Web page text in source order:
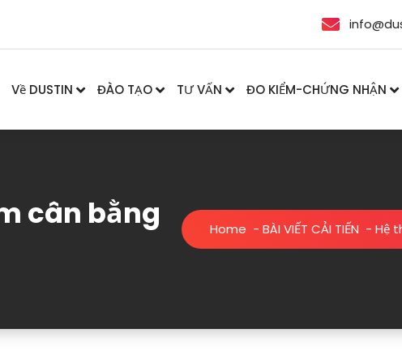
Về DUSTIN ĐÀO TẠO TƯ VẤN ĐO KIỂM-CHỨNG NHẬN
cân bằng
Home - BÀI VIẾT CẢI TIẾN - Hệ